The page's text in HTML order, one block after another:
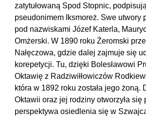
zatytułowaną Spod Stopnic,
pseudonimem Iksmoreż. Swe utwory
pod nazwiskami Józef Katerla,
Omżerski. W 1890 roku Żeromski
Nałęczowa, gdzie dalej zajmuje się
korepetycji. Tu, dzięki Bolesławowi
Oktawię z Radziwiłłowiczów
która w 1892 roku została jego żoną.
Oktawii oraz jej rodziny otworzyła się
perspektywa osiedlenia się w